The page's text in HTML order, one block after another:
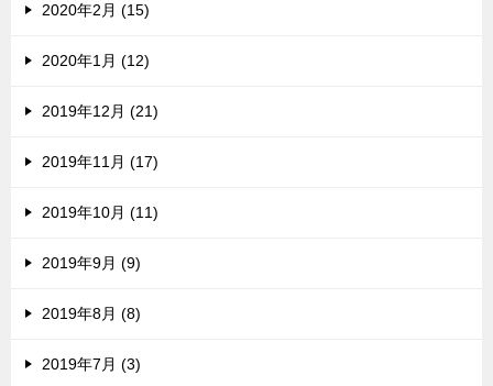
2020年2月 (15)
2020年1月 (12)
2019年12月 (21)
2019年11月 (17)
2019年10月 (11)
2019年9月 (9)
2019年8月 (8)
2019年7月 (3)